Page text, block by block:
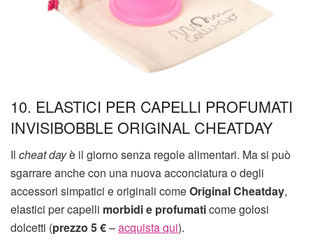
10. ELASTICI PER CAPELLI PROFUMATI
INVISIBOBBLE ORIGINAL CHEATDAY
Il cheat dayè il giorno senza regole alimentari. Ma si può
sgarrare anche con una nuova acconciatura o degli
accessori simpatici e originali comeOriginal Cheatday,
elastici per capelli morbidi e profumaticome golosi
dolcetti (prezzo 5 €–acquista qui).